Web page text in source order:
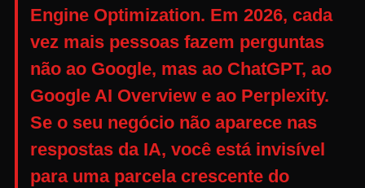
Engine Optimization. Em 2026, cada
vez mais pessoas fazem perguntas
não ao Google, mas ao ChatGPT, ao
Google AI Overview e ao Perplexity.
Se o seu negócio não aparece nas
respostas da IA, você está invisível
para uma parcela crescente do